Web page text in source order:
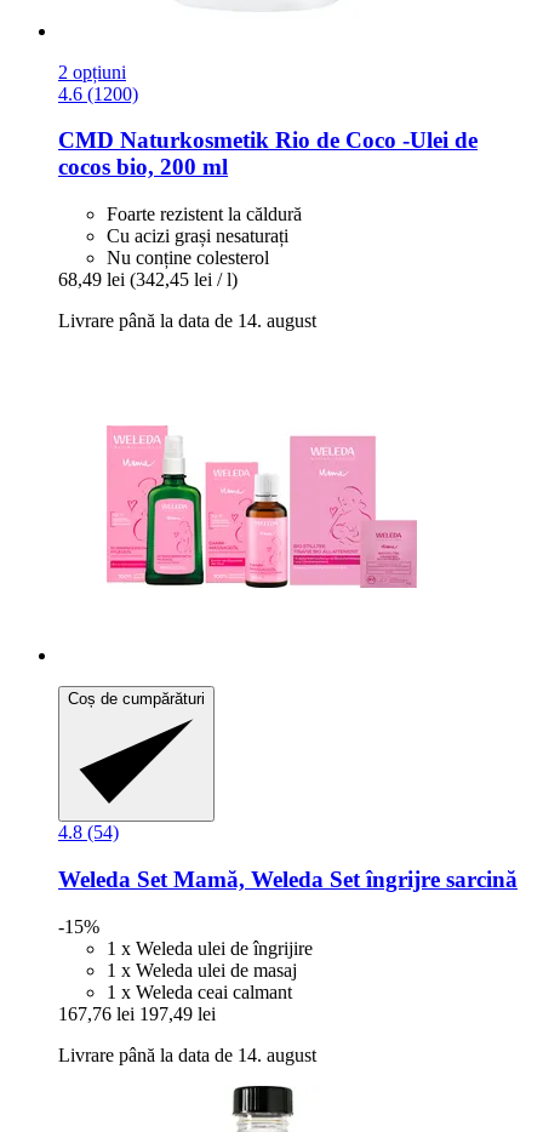
2 opțiuni
4.6 (1200)
CMD Naturkosmetik Rio de Coco -​Ulei de
cocos bio, 200 ml
Foarte rezistent la căldură
Cu acizi grași nesaturați
Nu conține colesterol
68,49 lei (342,45 lei / l)
Livrare până la data de 14. august
Coș de cumpărături
4.8 (54)
Weleda Set Mamă, Weleda Set îngrijre sarcină
-15%
1 x Weleda ulei de îngrijire
1 x Weleda ulei de masaj
1 x Weleda ceai calmant
167,76 lei 197,49 lei
Livrare până la data de 14. august